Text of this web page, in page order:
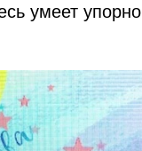
умеет упорно